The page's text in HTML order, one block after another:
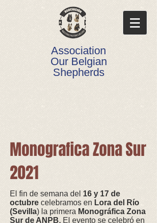
Association
Our Belgian
Shepherds
Monografica Zona Sur
2021
El fin de semana del 16 y 17 de
octubre celebramos en Lora del Río
(Sevilla) la primera Monográfica Zona
Sur de ANPB. El evento se celebró en